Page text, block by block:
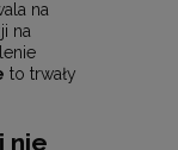
na
na
to trwały
nie